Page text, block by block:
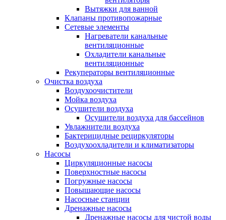
Вытяжки для ванной
Клапаны противопожарные
Сетевые элементы
Нагреватели канальные
вентиляционные
Охладители канальные
вентиляционные
Рекуператоры вентиляционные
Очистка воздуха
Воздухоочистители
Мойка воздуха
Осушители воздуха
Осушители воздуха для бассейнов
Увлажнители воздуха
Бактерицидные рециркуляторы
Воздухоохладители и климатизаторы
Насосы
Циркуляционные насосы
Поверхностные насосы
Погружные насосы
Повышающие насосы
Насосные станции
Дренажные насосы
Дренажные насосы для чистой воды